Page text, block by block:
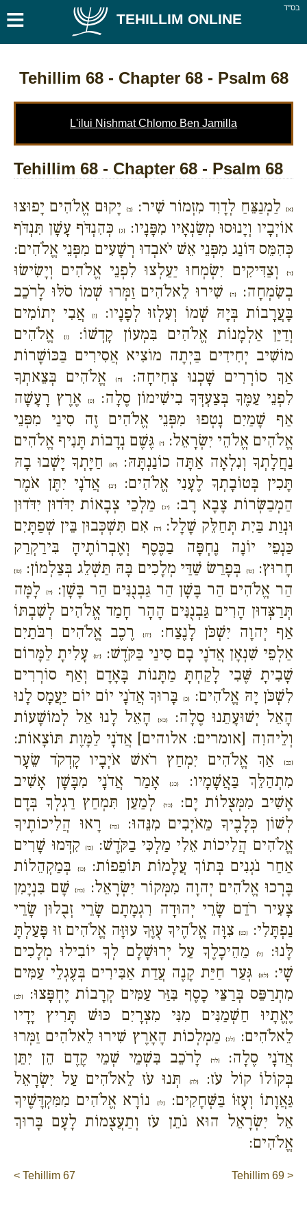
בס''ד ≡ TEHILLIM ONLINE
Tehillim 68- Chapter 68 - Psalm 68
L'ilui Nishmat Chlomo Ben Jamilla
Tehillim 68 - Chapter 68 - Psalm 68
{א} לַמְנַצֵּחַ לְדָוִד מִזְמוֹר שִׁיר:{ב}
יָקוּם אֱלֹהִים יָפוּצוּ
אוֹיְבָיו וְיָנוּסוּ מְשַׂנְאָיו מִפָּנָיו:
{ג}
כְּהִנְדֹּף עָשָׁן תִּנְדֹּף
כְּהִמֵּס דּוֹנַג מִפְּנֵי אֵשׁ יֹאבְדוּ רְשָׁעִים מִפְּנֵי אֱלֹהִים:
{ד}
וְצַדִּיקִים יִשְׂמְחוּ יַעַלְצוּ לִפְנֵי אֱלֹהִים וְיָשִׂישׂוּ
בְשִׂמְחָה:
{ה}שִׁירוּ לֵאלֹהִים זַמְּרוּ שְׁמוֹ סֹלּוּ לָרֹכֵב
בָּעֲרָבוֹת בְּיָהּ שְׁמוֹ וְעִלְזוּ לְפָנָיו:
{ו}אֲבִי יְתוֹמִים
וְדַיַּן אַלְמָנוֹת אֱלֹהִים בִּמְעוֹן קָדְשׁוֹ:
{ז}אֱלֹהִים
מוֹשִׁיב יְחִידִים בַּיְתָה מוֹצִיא אֲסִירִים בַּכּוֹשָׁרוֹת
אַךְ סוֹרְרִים שָׁכְנוּ צְחִיחָה:
{ח}אֱלֹהִים בְּצֵאתְךָ
לִפְנֵי עַמֶּךָ בְּצַעְדְּךָ בִישִׁימוֹן סֶלָה:
{ט}
אֶרֶץ רָעָשָׁה
אַף שָׁמַיִם נָטְפוּ מִפְּנֵי אֱלֹהִים זֶה סִינַי מִפְּנֵי
אֱלֹהִים אֱלֹהֵי יִשְׂרָאֵל:{י} גֶּשֶׁם נְדָבוֹת תָּנִיף אֱלֹהִים
נַחֲלָתְךָ וְנִלְאָה אַתָּה כוֹנַנְתָּהּ:{יא}
חַיָּתְךָ יָשְׁבוּ בָהּ
תָּכִין בְּטוֹבָתְךָ לֶעָנִי אֱלֹהִים:{יב}
אֲדֹנָי יִתֶּן אֹמֶר
הַמְבַשְּׂרוֹת צָבָא רָב:{יג}
מַלְכֵי צְבָאוֹת יִדֹּדוּן יִדֹּדוּן
וּנְוַת בַּיִת תְּחַלֵּק שָׁלָל:{יד}
אִם תִּשְׁכְּבוּן בֵּין שְׁפַתָּיִם
כַּנְפֵי יוֹנָה נֶחְפָּה בַכֶּסֶף וְאֶבְרוֹתֶיהָ בִּירַקְרַק
חָרוּץ:{טו} בְּפָרֵשׂ שַׁדַּי מְלָכִים בָּהּ תַּשְׁלֵג בְּצַלְמוֹן: {טז}
הַר אֱלֹהִים הַר בָּשָׁן הַר גַּבְנֻנִּים הַר בָּשָׁן:{יז}
לָמָּה
תְּרַצְּדוּן הָרִים גַּבְנֻנִּים הָהָר חָמַד אֱלֹהִים לְשִׁבְתּוֹ
אַף יְהוָה יִשְׁכֹּן לָנֶצַח:
{יח}רֶכֶב אֱלֹהִים רִבֹּתַיִם
אַלְפֵי שִׁנְאָן אֲדֹנָי בָם סִינַי בַּקֹּדֶשׁ:
{יט}
עָלִיתָ לַמָּרוֹם
שָׁבִיתָ שֶּׁבִי לָקַחְתָּ מַתָּנוֹת בָּאָדָם וְאַף סוֹרְרִים
לִשְׁכֹּן יָהּ אֱלֹהִים:
{כ}בָּרוּךְ אֲדֹנָי יוֹם יוֹם יַעֲמָס לָנוּ
הָאֵל יְשׁוּעָתֵנוּ סֶלָה:
{כא}הָאֵל לָנוּ אֵל לְמוֹשָׁעוֹת
וְלֵיהוִה [אומרים: אלוהים] אֲדֹנָי לַמָּוֶת תּוֹצָאוֹת:
{כב}
אַךְ אֱלֹהִים יִמְחַץ רֹאשׁ אֹיְבָיו קָדְקֹד שֵׂעָר
מִתְהַלֵּךְ בַּאֲשָׁמָיו:
{כג}
אָמַר אֲדֹנָי מִבָּשָׁן אָשִׁיב
אָשִׁיב מִמְּצֻלוֹת יָם:{כד}
לְמַעַן תִּמְחַץ רַגְלְךָ בְּדָם
לְשׁוֹן כְּלָבֶיךָ מֵאֹיְבִים מִנֵּהוּ:{כה}
רָאוּ הֲלִיכוֹתֶיךָ
אֱלֹהִים הֲלִיכוֹת אֵלִי מַלְכִּי בַקֹּדֶשׁ:
{כו}קִדְּמוּ שָׁרִים
אַחַר נֹגְנִים בְּתוֹךְ עֲלָמוֹת תּוֹפֵפוֹת:
{כז}
בְּמַקְהֵלוֹת
בָּרְכוּ אֱלֹהִים יְהוָה מִמְּקוֹר יִשְׂרָאֵל:
{כח}שָׁם בִּנְיָמִן
צָעִיר רֹדֵם שָׂרֵי יְהוּדָה רִגְמָתָם שָׂרֵי זְבֻלוּן שָׂרֵי
נַפְתָּלִי:
{כט}צִוָּה אֱלֹהֶיךָ עֻזֶּךָ עוּזָּה אֱלֹהִים זוּ פָּעַלְתָּ
לָּנוּ:
{ל}מֵהֵיכָלֶךָ עַל יְרוּשָׁלִָם לְךָ יוֹבִילוּ מְלָכִים
שָׁי:{לא}
גְּעַר חַיַּת קָנֶה עֲדַת אַבִּירִים בְּעֶגְלֵי עַמִּים
מִתְרַפֵּס בְּרַצֵּי כָסֶף בִּזַּר עַמִּים קְרָבוֹת יֶחְפָּצוּ:
{לב}
יֶאֱתָיוּ חַשְׁמַנִּים מִנִּי מִצְרָיִם כּוּשׁ תָּרִיץ יָדָיו
לֵאלֹהִים:
{לג}מַמְלְכוֹת הָאָרֶץ שִׁירוּ לֵאלֹהִים זַמְּרוּ
אֲדֹנָי סֶלָה:{לד}
לָרֹכֵב בִּשְׁמֵי שְׁמֵי קֶדֶם הֵן יִתֵּן
בְּקוֹלוֹ קוֹל עֹז:
{לה}
תְּנוּ עֹז לֵאלֹהִים עַל יִשְׂרָאֵל
גַּאֲוָתוֹ וְעֻזּוֹ בַּשְּׁחָקִים:{לו}
נוֹרָא אֱלֹהִים מִמִּקְדָּשֶׁיךָ
אֵל יִשְׂרָאֵל הוּא נֹתֵן עֹז וְתַעֲצֻמוֹת לָעָם בָּרוּךְ
אֱלֹהִים:
< Tehillim 67 Tehillim 69 >